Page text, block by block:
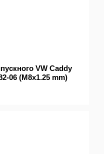
VW Caddy
06 (M8x1.25 mm)